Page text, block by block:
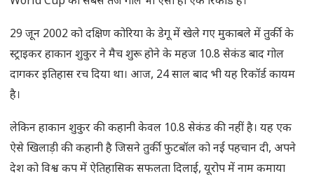
29 जून 2002 को दक्षिण कोरिया के डेगू में खेले गए मुकाबले में तुर्की के
स्ट्राइकर हाकान शुकुर ने मैच शुरू होने के महज 10.8 सेकंड बाद गोल
दागकर इतिहास रच दिया था। आज, 24 साल बाद भी यह रिकॉर्ड कायम
है।
लेकिन हाकान शुकुर की कहानी केवल 10.8 सेकंड की नहीं है। यह एक
ऐसे खिलाड़ी की कहानी है जिसने तुर्की फुटबॉल को नई पहचान दी, अपने
देश को विश्व कप में ऐतिहासिक सफलता दिलाई, यूरोप में नाम कमाया